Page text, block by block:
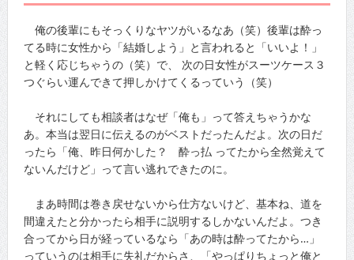
俺の後輩にもそっくりなヤツがいるなあ（笑）後輩は酔っ
てる時に女性から「結婚しよう」と言われると「いいよ！」
と軽く応じちゃうの（笑）で、 次の日女性がスーツケース３
つぐらい運んできて押しかけてくるっていう（笑）
それにしても相談者はなぜ「俺も」って答えちゃうかな
あ。本当は翌日に伝えるのがベストだったんだよ。次の日だ
ったら「俺、昨日何かした？ 酔っ払 ってたから全然覚えて
ないんだけど」って言い逃れできたのに。
まあ時間は巻き戻せないから仕方ないけど、基本ね、道を
間違えたと分かったら相手に説明するしかないんだよ。つき
合ってから日が経っているなら「あの時は酔ってたから…」
っていうのは相手に失礼だからさ、「やっぱりちょっと俺と